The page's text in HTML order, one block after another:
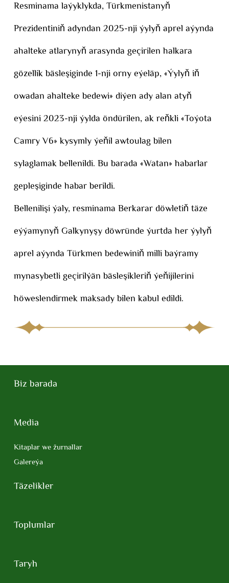
Resminama laýyklykda, Türkmenistanyň
Prezidentiniň adyndan 2025-nji ýylyň aprel aýynda
ahalteke atlarynyň arasynda geçirilen halkara
gözellik bäsleşiginde 1-nji orny eýeläp, «Ýylyň iň
owadan ahalteke bedewi» diýen ady alan atyň
eýesini 2023-nji ýylda öndürilen, ak reňkli «Toýota
Camry V6» kysymly ýeňil awtoulag bilen
sylaglamak bellenildi. Bu barada «Watan» habarlar
gepleşiginde habar berildi.
Bellenilişi ýaly, resminama Berkarar döwletiň täze
eýýamynyň Galkynyşy döwründe ýurtda her ýylyň
aprel aýynda Türkmen bedewiniň milli baýramy
mynasybetli geçirilýän bäsleşikleriň ýeňijilerini
höweslendirmek maksady bilen kabul edildi.
Biz barada
Media
Kitaplar we žurnallar
Galereýa
Täzelikler
Toplumlar
Taryh